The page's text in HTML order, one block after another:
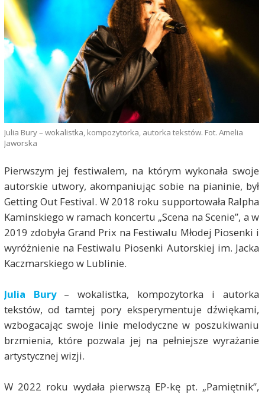
Julia Bury – wokalistka, kompozytorka, autorka tekstów. Fot. Amelia
Jaworska
Pierwszym jej festiwalem, na którym wykonała swoje
autorskie utwory, akompaniując sobie na pianinie, był
Getting Out Festival. W 2018 roku supportowała Ralpha
Kaminskiego w ramach koncertu „Scena na Scenie”, a w
2019 zdobyła Grand Prix na Festiwalu Młodej Piosenki i
wyróżnienie na Festiwalu Piosenki Autorskiej im. Jacka
Kaczmarskiego w Lublinie.
Julia Bury
– wokalistka, kompozytorka i autorka
tekstów, od tamtej pory eksperymentuje dźwiękami,
wzbogacając swoje linie melodyczne w poszukiwaniu
brzmienia, które pozwala jej na pełniejsze wyrażanie
artystycznej wizji.
W 2022 roku wydała pierwszą EP-kę pt. „Pamiętnik”,